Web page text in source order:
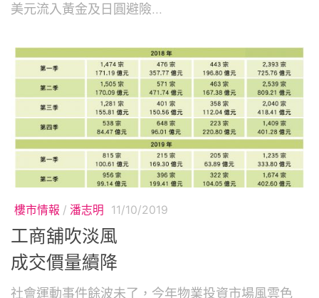
美元流入黃金及日圓避險...
樓市情報 / 潘志明 11/10/2019
工商舖吹淡風
成交價量續降
社會運動事件餘波未了，今年物業投資市場風雲色